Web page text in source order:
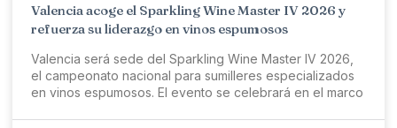
Valencia acoge el Sparkling Wine Master IV 2026 y
refuerza su liderazgo en vinos espumosos
Valencia será sede del Sparkling Wine Master IV 2026,
el campeonato nacional para sumilleres especializados
en vinos espumosos. El evento se celebrará en el marco